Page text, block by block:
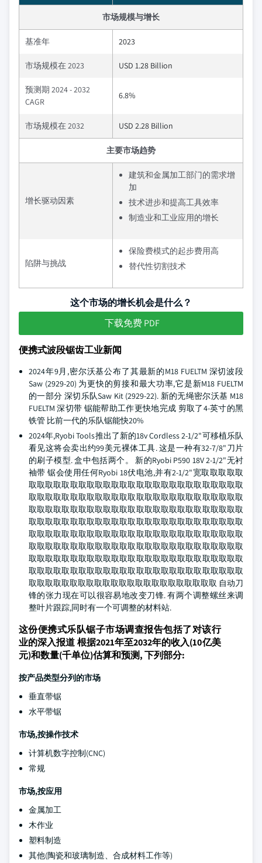
市场规模与增长
基准年 2023
市场规模在 2023 USD 1.28 Billion
预测期 2024 - 2032
CAGR
6.8%
市场规模在 2032 USD 2.28 Billion
主要市场趋势
增长驱动因素
建筑和金属加工部门的需求增
加
技术进步和提高工具效率
制造业和工业应用的增长
陷阱与挑战
保险费模式的起步费用高
替代性切割技术
这个市场的增长机会是什么？
下载免费 PDF
便携式波段锯齿工业新闻
2024年9月,密尔沃基公布了其最新的M18 FUELTM 深切波段
Saw (2929-20) 为更快的剪接和最大功率,它是新M18 FUELTM
的一部分 深切乐队Saw Kit (2929-22). 新的无绳密尔沃基 M18
FUELTM 深切带 锯能帮助工作更快地完成 剪取了4-英寸的黑
铁管 比前一代的乐队锯能快20%
2024年,Ryobi Tools推出了新的18v Cordless 2-1/2"可移植乐队
看见这将会卖出约99美元裸体工具. 这是一种有32-7/8"刀片
的刷子模型. 盒中包括两个。 新的Ryobi P590 18V 2-1/2"无衬
袖带 锯会使用任何Ryobi 18伏电池,并有2-1/2"宽取取取取取
取取取取取取取取取取取取取取取取取取取取取取取取取取
取取取取取取取取取取取取取取取取取取取取取取取取取取
取取取取取取取取取取取取取取取取取取取取取取取取取取
取取取取取取取取取取取取取取取取取取取取取取取取取取
取取取取取取取取取取取取取取取取取取取取取取取取取取
取取取取取取取取取取取取取取取取取取取取取取取取取取
取取取取取取取取取取取取取取取取取取取取取取取取取取
取取取取取取取取取取取取取取取取取取取取取取取取取取
取取取取取取取取取取取取取取取取取取取取取取取 自动刀
锋的张力现在可以很容易地改变刀锋. 有两个调整螺丝来调
整叶片跟踪,同时有一个可调整的材料站.
这份便携式乐队锯子市场调查报告包括了对该行
业的深入报道 根据2021年至2032年的收入(10亿美
元)和数量(千单位)估算和预测, 下列部分:
按产品类型分列的市场
垂直带锯
水平带锯
市场,按操作技术
计算机数字控制(CNC)
常规
市场,按应用
金属加工
木作业
塑料制造
其他(陶瓷和玻璃制造、合成材料工作等)